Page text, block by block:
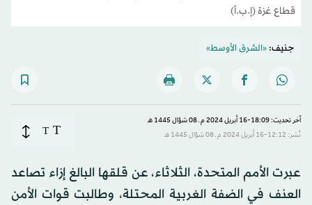
قطاع غزة (إ.ب.أ)
جنيف:«الشرق الأوسط»
آخر تحديث: 18:09-16 أبريل 2024 م ـ 08 شوّال 1445 هـ
نُشر: 12:12-16 أبريل 2024 م ـ 08 شوّال 1445 هـ
T
T
عبرت الأمم المتحدة، الثلاثاء، عن قلقها البالغ إزاء تصاعد
العنف في الضفة الغربية المحتلة، وطالبت قوات الأمن